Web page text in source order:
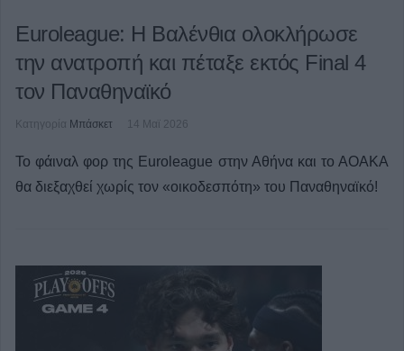
Euroleague: Η Βαλένθια ολοκλήρωσε
την ανατροπή και πέταξε εκτός Final 4
τον Παναθηναϊκό
Κατηγορία Μπάσκετ 14 Μαϊ 2026
Το φάιναλ φορ της Euroleague στην Αθήνα και το ΑΟΑΚΑ
θα διεξαχθεί χωρίς τον «οικοδεσπότη» του Παναθηναϊκό!